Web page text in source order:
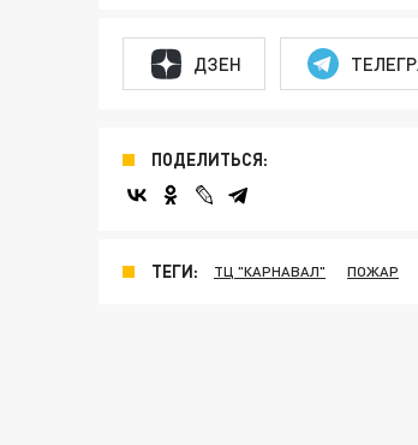
ДЗЕН
ПОДЕЛИТЬСЯ:
ТЕГИ: ТЦ "КАРНАВАЛ" ПОЖАР